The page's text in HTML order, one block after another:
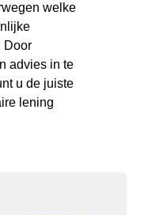
welke
Door
advies in te
u de juiste
lening